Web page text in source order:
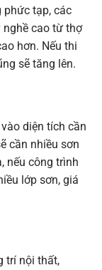
phức tạp, các
nghề cao từ thợ
hơn. Nếu thi
sẽ tăng lên.
diện tích cần
cần nhiều sơn
nếu công trình
lớp sơn, giá
trí nội thất,